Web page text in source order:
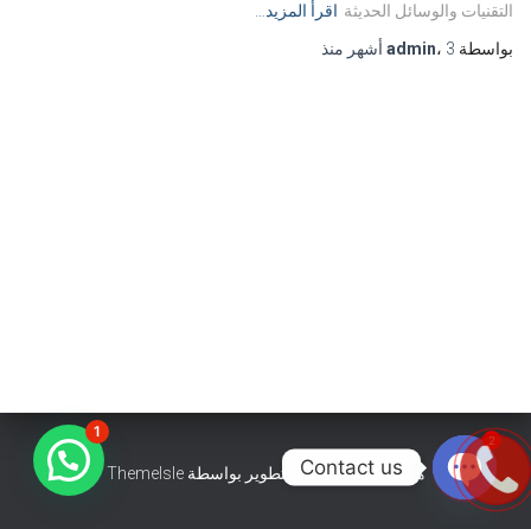
التقنيات والوسائل الحديثة اقرأ المزيد…
بواسطة
admin، 3 أشهر منذ
هستيا (Hestia) | تّم التطوير بواسطة ThemeIsle
1
Contact us
2